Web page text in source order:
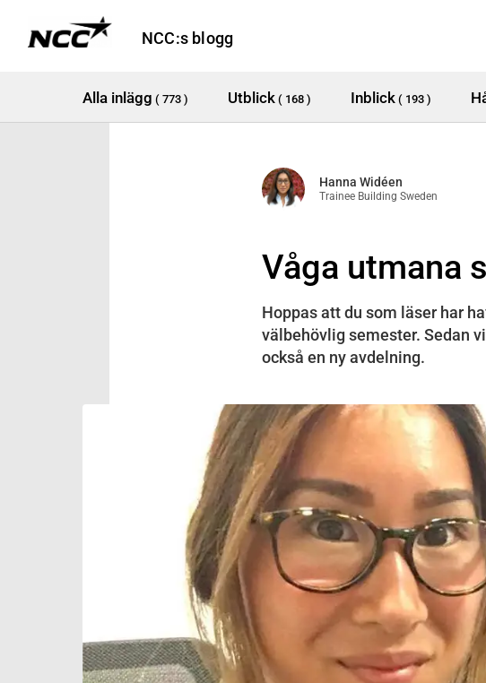
NCC:s blogg
Alla inlägg ( 773 ) Utblick ( 168 ) Inblick ( 193 )
Hanna Widéen
Trainee Building Sweden
Våga utmana
Hoppas att du som läser har
välbehövlig semester. Sedan
också en ny avdelning.